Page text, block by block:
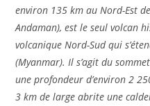
environ 135 km au Nord-Est
Andaman), est le seul volcan
volcanique Nord-Sud qui
(Myanmar). Il s’agit du
une profondeur d’environ 2
3 km de large abrite une